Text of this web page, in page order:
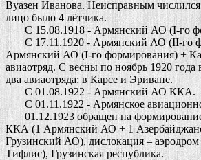
Вуазен Иванова. Неисправным
лицо было 4 лётчика.
С 15.08.1918 - Армянский АО (I-го
С 17.11.1920 - Армянский АО (II-го
Армянский АО (I-го формирования) +
авиаотряд. С весны по ноябрь 1920
два авиаотряда: в Карсе и Эриване.
С 01.08.1922 - Армянский АО ККА.
С 01.11.1922 - Армянское
01.12.1923 обращен на
ККА (1 Армянский АО + 1
Грузинский АО), дислокация – аэродром
Тифлис), Грузинская республика.